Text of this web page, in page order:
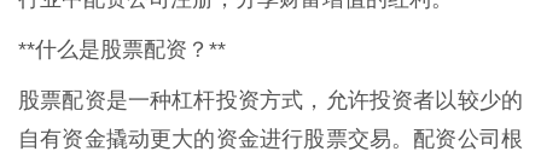
**什么是股票配资？**
股票配资是一种杠杆投资方式，允许投资者以较少的
自有资金撬动更大的资金进行股票交易。配资公司根